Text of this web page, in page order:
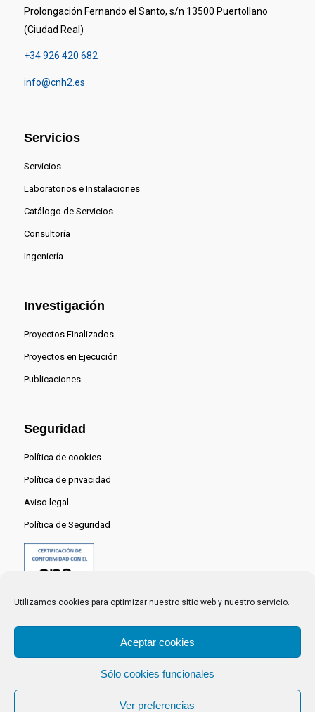
Utilizamos cookies para optimizar nuestro sitio web y nuestro servicio.
Aceptar cookies
Sólo cookies funcionales
Ver preferencias
Prolongación Fernando el Santo, s/n 13500 Puertollano
(Ciudad Real)
+34 926 420 682
info@cnh2.es
Servicios
Servicios
Laboratorios e Instalaciones
Catálogo de Servicios
Consultoría
Ingeniería
Investigación
Proyectos Finalizados
Proyectos en Ejecución
Publicaciones
Seguridad
Política de cookies
Política de privacidad
Aviso legal
Política de Seguridad
© 2024 Centro Nacional del Hidrógeno -